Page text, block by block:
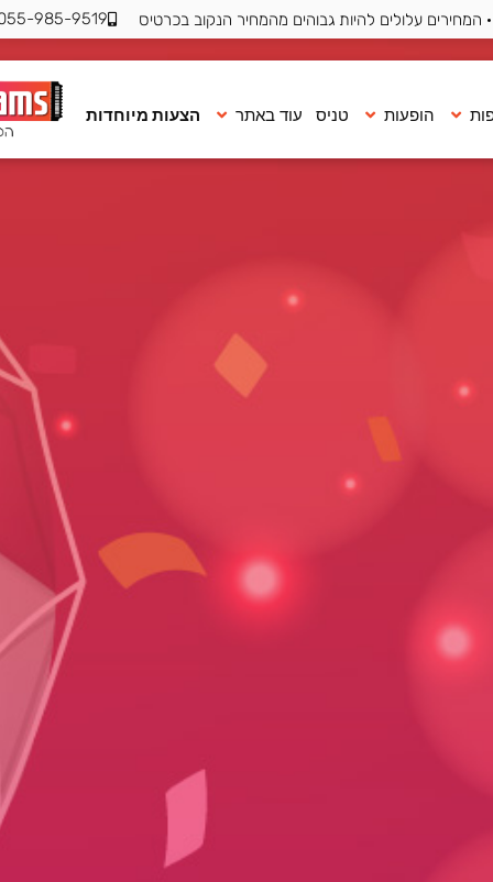
עלולים להיות גבוהים מהמחיר הנקוב בכרטיס 985-9519
הופעות טניס עוד באתר הצעות מיוחדות